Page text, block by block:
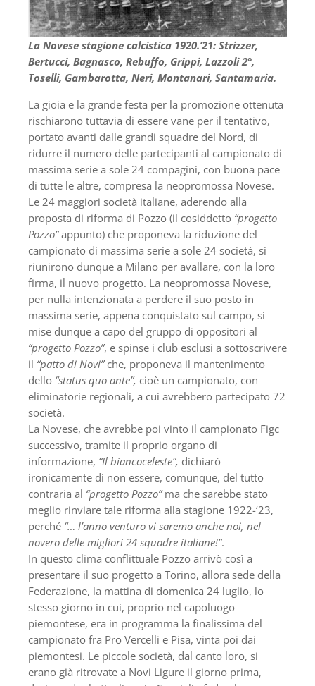
La Novese stagione calcistica 1920.’21: Strizzer,
Bertucci, Bagnasco, Rebuffo, Grippi, Lazzoli 2°,
Toselli, Gambarotta, Neri, Montanari, Santamaria.
La gioia e la grande festa per la promozione ottenuta
rischiarono tuttavia di essere vane per il tentativo,
portato avanti dalle grandi squadre del Nord, di
ridurre il numero delle partecipanti al campionato di
massima serie a sole 24 compagini, con buona pace
di tutte le altre, compresa la neopromossa Novese.
Le 24 maggiori società italiane, aderendo alla
proposta di riforma di Pozzo (il cosiddetto “progetto
Pozzo”appunto) che proponeva la riduzione del
campionato di massima serie a sole 24 società, si
riunirono dunque a Milano per avallare, con la loro
firma, il nuovo progetto. La neopromossa Novese,
per nulla intenzionata a perdere il suo posto in
massima serie, appena conquistato sul campo, si
mise dunque a capo del gruppo di oppositori al
“progetto Pozzo”, e spinse i club esclusi a sottoscrivere
il “patto di Novi”che, proponeva il mantenimento
dello “status quo ante”, cioè un campionato, con
eliminatorie regionali, a cui avrebbero partecipato 72
società.
La Novese, che avrebbe poi vinto il campionato Figc
successivo, tramite il proprio organo di
informazione, “Il biancoceleste”, dichiarò
ironicamente di non essere, comunque, del tutto
contraria al “progetto Pozzo”ma che sarebbe stato
meglio rinviare tale riforma alla stagione 1922-‘23,
perché “… l’anno venturo vi saremo anche noi, nel
novero delle migliori 24 squadre italiane!”.
In questo clima conflittuale Pozzo arrivò così a
presentare il suo progetto a Torino, allora sede della
Federazione, la mattina di domenica 24 luglio, lo
stesso giorno in cui, proprio nel capoluogo
piemontese, era in programma la finalissima del
campionato fra Pro Vercelli e Pisa, vinta poi dai
piemontesi. Le piccole società, dal canto loro, si
erano già ritrovate a Novi Ligure il giorno prima,